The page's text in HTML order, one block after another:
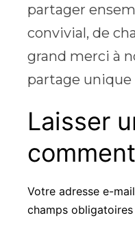
partager
convivial, de
grand merci à
partage
Laisser
Votre adresse e-
champs